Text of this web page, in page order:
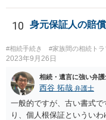
士が主張書面の提出を渋
益がないと考えている可
めて、弁護士見解を確認
います。単に面倒臭いとい
れば、当該弁護士との委
出することを検討なさった
10 身元保証人の賠
#相続手続き #家族間の相続トラ
2023年9月26日
相続・遺言に強い弁護
西谷 拓哉 弁護士
一般的ですが、古い書式
り、個人根保証というい